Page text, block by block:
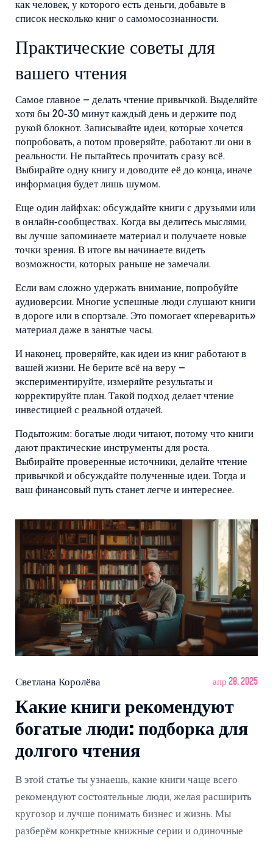
как человек, у которого есть деньги, добавьте в
список несколько книг о самомосознанности.
Практические советы для
вашего чтения
Самое главное – делать чтение привычкой. Выделяйте
хотя бы 20‑30 минут каждый день и держите под
рукой блокнот. Записывайте идеи, которые хочется
попробовать, а потом проверяйте, работают ли они в
реальности. Не пытайтесь прочитать сразу всё.
Выбирайте одну книгу и доводите её до конца, иначе
информация будет лишь шумом.
Еще один лайфхак: обсуждайте книги с друзьями или
в онлайн‑сообществах. Когда вы делитесь мыслями,
вы лучше запоминаете материал и получаете новые
точки зрения. В итоге вы начинаете видеть
возможности, которых раньше не замечали.
Если вам сложно удержать внимание, попробуйте
аудиоверсии. Многие успешные люди слушают книги
в дороге или в спортзале. Это помогает «переварить»
материал даже в занятые часы.
И наконец, проверяйте, как идеи из книг работают в
вашей жизни. Не берите всё на веру –
экспериментируйте, измеряйте результаты и
корректируйте план. Такой подход делает чтение
инвестицией с реальной отдачей.
Подытожим: богатые люди читают, потому что книги
дают практические инструменты для роста.
Выбирайте проверенные источники, делайте чтение
привычкой и обсуждайте полученные идеи. Тогда и
ваш финансовый путь станет легче и интереснее.
Светлана Королёва апр 28, 2025
Какие книги рекомендуют
богатые люди: подборка для
долгого чтения
В этой статье ты узнаешь, какие книги чаще всего
рекомендуют состоятельные люди, желая расширить
кругозор и лучше понимать бизнес и жизнь. Мы
разберём конкретные книжные серии и одиночные